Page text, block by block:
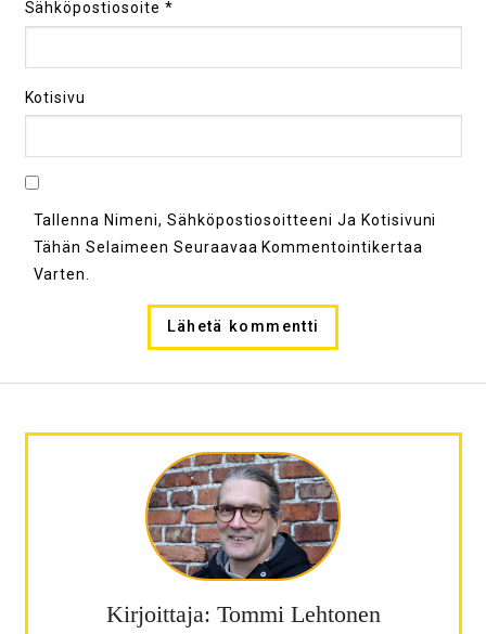
Sähköpostiosoite *
Kotisivu
Tallenna Nimeni, Sähköpostiosoitteeni Ja Kotisivuni
Tähän Selaimeen Seuraavaa Kommentointikertaa
Varten.
Kirjoittaja: Tommi Lehtonen